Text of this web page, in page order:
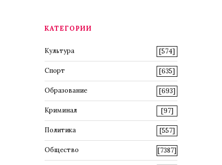
КАТЕГОРИИ
Культура [574]
Спорт [635]
Образование [693]
Криминал [97]
Политика [557]
Общество [7387]